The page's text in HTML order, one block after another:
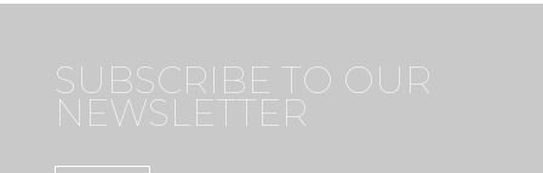
SUBSCRIBE TO OUR
NEWSLETTER